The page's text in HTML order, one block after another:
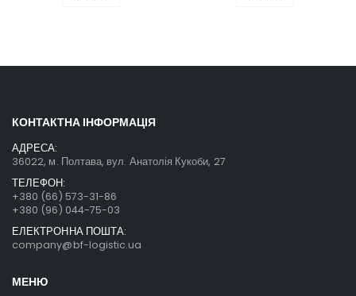
КОНТАКТНА ІНФОРМАЦІЯ
АДРЕСА:
36022, м. Полтава, вул. Анатолія Кукоби, 27
ТЕЛЕФОН:
+380 (66) 573-31-86
+380 (96) 044-75-03
ЕЛЕКТРОННА ПОШТА:
company@bf-logistic.ua
МЕНЮ